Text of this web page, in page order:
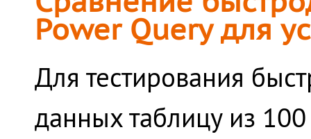
Power Query для
Для тестирования
данных таблицу из